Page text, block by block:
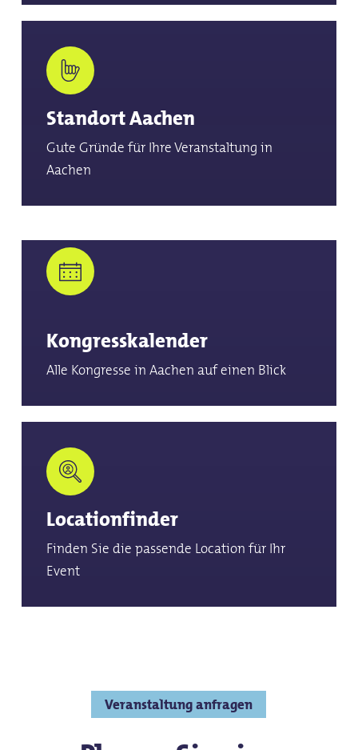
Standort Aachen
Gute Gründe für Ihre Veranstaltung in
Aachen
Kongresskalender
Alle Kongresse in Aachen auf einen Blick
Locationfinder
Finden Sie die passende Location für Ihr
Event
Veranstaltung anfragen